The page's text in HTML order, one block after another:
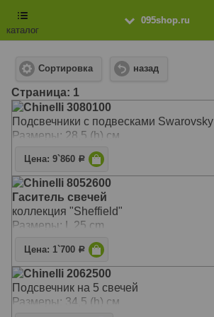
095shop.ru
каталог
Сортировка назад
Cтраница: 1
Chinelli 3080100
Подсвечники с подвесками Swarovsky
Размеры: 28,5 (h) см
Цена: 9`860 Р
Chinelli 8052600
Гаситель свечей
коллекция "Sheffield"
Размеры: L 25 cm
Цена: 1`700 Р
Chinelli 2062500
Подсвечник на 5 свечей
Размеры: 34,5 (h) см